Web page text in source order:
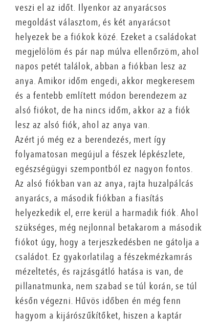
veszi el az időt. Ilyenkor az anyarácsos
megoldást választom, és két anyarácsot
helyezek be a fiókok közé. Ezeket a családokat
megjelölöm és pár nap múlva ellenőrzöm, ahol
napos petét találok, abban a fiókban lesz az
anya. Amikor időm engedi, akkor megkeresem
és a fentebb említett módon berendezem az
alsó fiókot, de ha nincs időm, akkor az a fiók
lesz az alsó fiók, ahol az anya van.
Azért jó még ez a berendezés, mert így
folyamatosan megújul a fészek lépkészlete,
egészségügyi szempontból ez nagyon fontos.
Az alsó fiókban van az anya, rajta huzalpálcás
anyarács, a második fiókban a fiasítás
helyezkedik el, erre kerül a harmadik fiók. Ahol
szükséges, még nejlonnal betakarom a második
fiókot úgy, hogy a terjeszkedésben ne gátolja a
családot. Ez gyakorlatilag a fészekmézkamrás
mézeltetés, és rajzásgátló hatása is van, de
pillanatmunka, nem szabad se túl korán, se túl
későn végezni. Hűvös időben én még fenn
hagyom a kijárószűkítőket, hiszen a kaptár